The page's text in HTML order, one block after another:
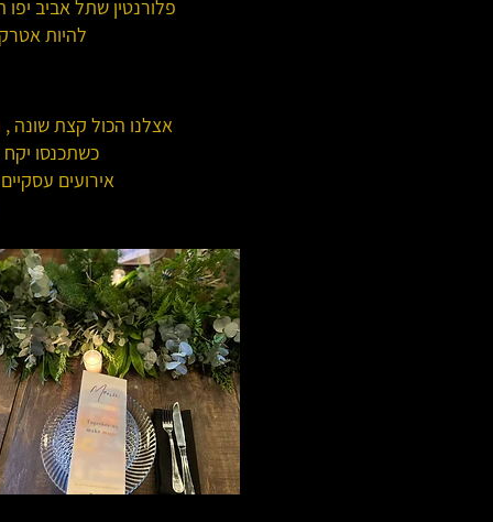
פלורנטין שתל אביב
להיות
אצלנו הכול קצת שונה
כשתכנסו
אירועים